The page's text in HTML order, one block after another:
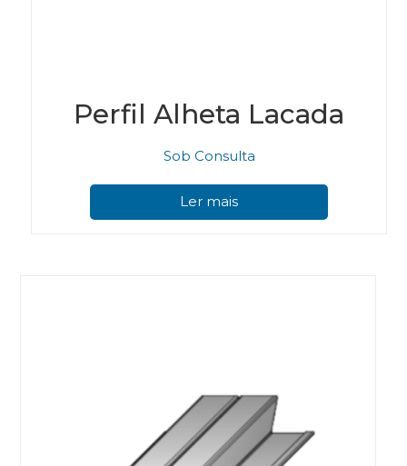
Perfil Alheta Lacada
Sob Consulta
Ler mais